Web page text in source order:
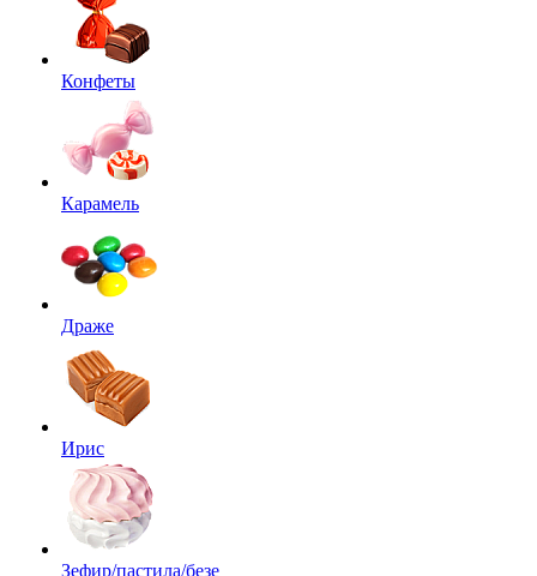
Конфеты
Карамель
Драже
Ирис
Зефир/пастила/безе